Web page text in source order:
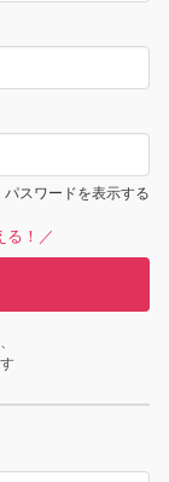
パスワードを表示する
る！／